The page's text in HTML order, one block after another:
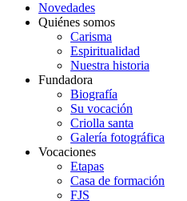
Novedades
Quiénes somos
Carisma
Espiritualidad
Nuestra historia
Fundadora
Biografía
Su vocación
Criolla santa
Galería fotográfica
Vocaciones
Etapas
Casa de formación
FJS